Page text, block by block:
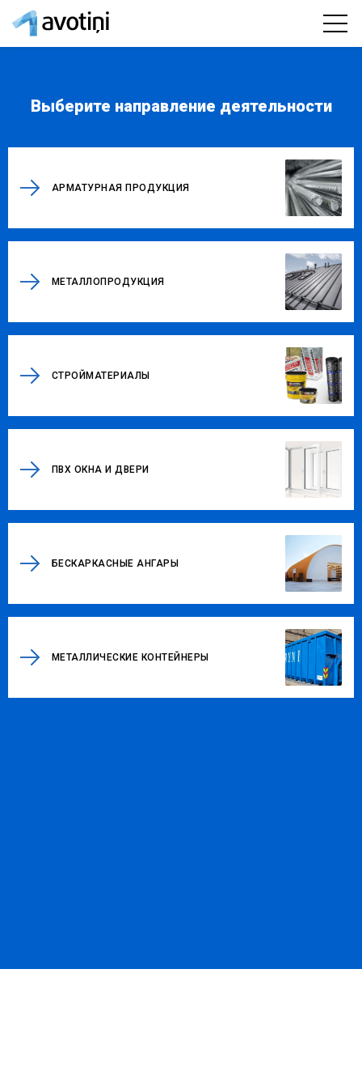
Выберите направление деятельности
АРМАТУРНАЯ ПРОДУКЦИЯ
МЕТАЛЛОПРОДУКЦИЯ
СТРОЙМАТЕРИАЛЫ
ПВХ ОКНА И ДВЕРИ
БЕСКАРКАСНЫЕ АНГАРЫ
МЕТАЛЛИЧЕСКИЕ КОНТЕЙНЕРЫ